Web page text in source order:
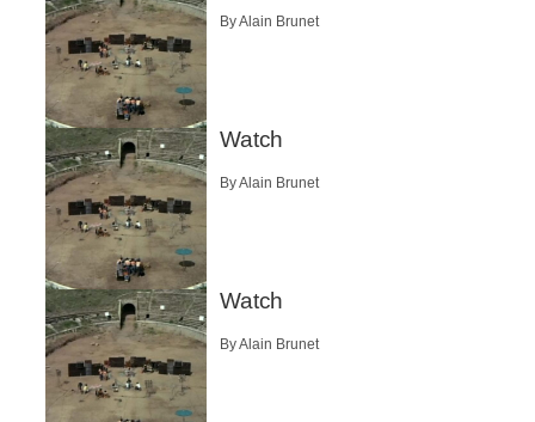
By Alain Brunet
Watch
By Alain Brunet
Watch
By Alain Brunet